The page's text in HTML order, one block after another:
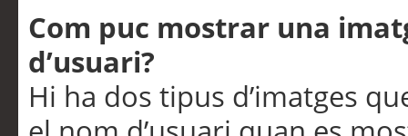
Com puc mostrar una
d’usuari?
Hi ha dos tipus d’imatges